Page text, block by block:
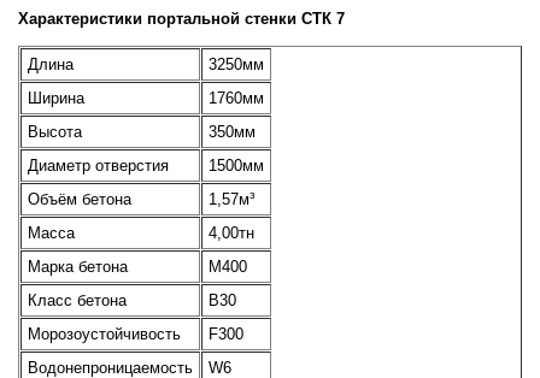
Характеристики портальной стенки СТК 7
Длина
3250мм
Ширина
1760мм
Высота
350мм
Диаметр отверстия
1500мм
Объём бетона
1,57м³
Масса
4,00тн
Марка бетона
М400
Класс бетона
В30
Морозоустойчивость
F300
Водонепроницаемость
W6